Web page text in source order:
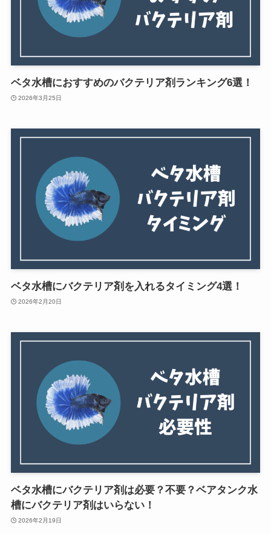
ベタ水槽におすすめのバクテリア剤ランキング6選！
2026年3月25日
ベタ水槽にバクテリア剤を入れるタイミング4選！
2026年2月20日
ベタ水槽にバクテリア剤は必要？不要？ベアタンク水
槽にバクテリア剤はいらない！
2026年2月19日